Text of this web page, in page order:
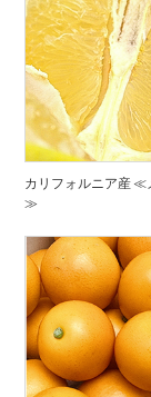
カリフォルニア産 ≪
≫